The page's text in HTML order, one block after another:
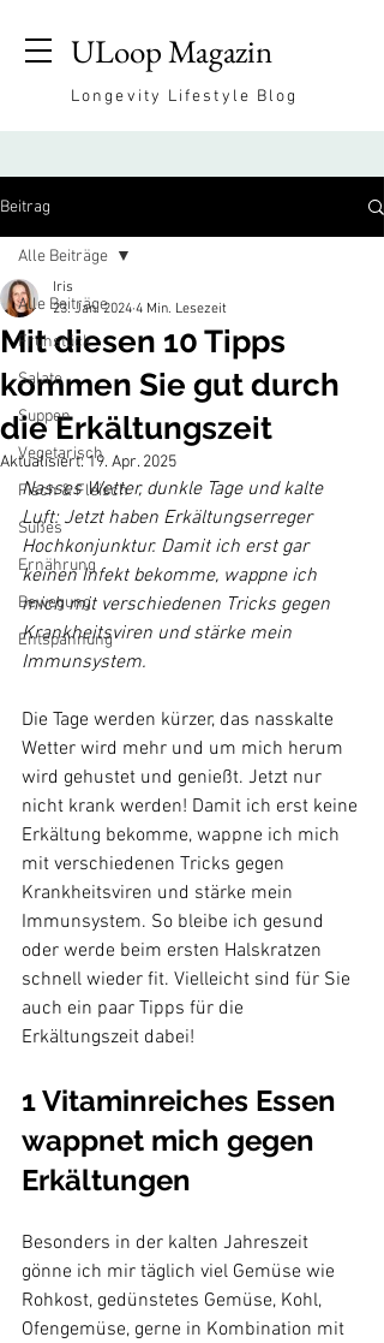
ULoop Magazin
Longevity Lifestyle Blog
Beitrag
Alle Beiträge
Frühstück
Salate
Suppen
Vegetarisch
Fisch & Fleisch
Süßes
Ernährung
Bewegung
Entspannung
Alle Beiträge
Mit diesen 10 Tipps
kommen Sie gut durch
die Erkältungszeit
Iris
23. Jan. 2024 4 Min. Lesezeit
Aktualisiert:19. Apr. 2025
Nasses Wetter, dunkle Tage und kalte
Luft: Jetzt haben Erkältungserreger
Hochkonjunktur. Damit ich erst gar
keinen Infekt bekomme, wappne ich
mich mit verschiedenen Tricks gegen
Krankheitsviren und stärke mein
Immunsystem.
Die Tage werden kürzer, das nasskalte
Wetter wird mehr und um mich herum
wird gehustet und genießt. Jetzt nur
nicht krank werden! Damit ich erst keine
Erkältung bekomme, wappne ich mich
mit verschiedenen Tricks gegen
Krankheitsviren und stärke mein
Immunsystem. So bleibe ich gesund
oder werde beim ersten Halskratzen
schnell wieder fit. Vielleicht sind für Sie
auch ein paar Tipps für die
1 Vitaminreiches Essen
wappnet mich gegen
Erkältungen
Besonders in der kalten Jahreszeit
gönne ich mir täglich viel Gemüse wie
Rohkost, gedünstetes Gemüse, Kohl,
Ofengemüse, gerne in Kombination mit